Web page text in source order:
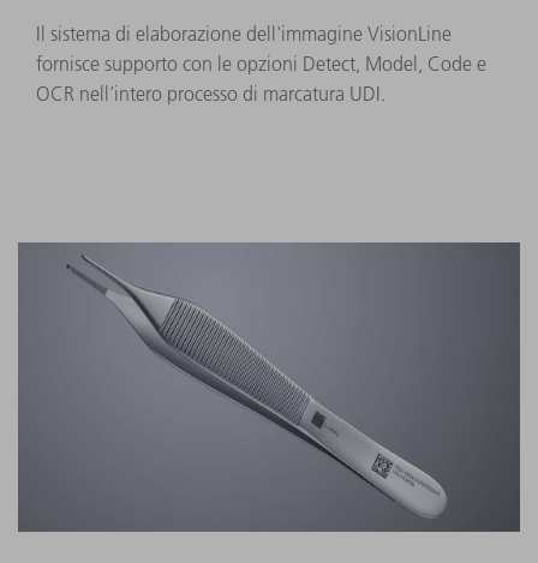
Il sistema di elaborazione dell'immagine VisionLine
fornisce supporto con le opzioni Detect, Model, Code e
OCR nell’intero processo di marcatura UDI.